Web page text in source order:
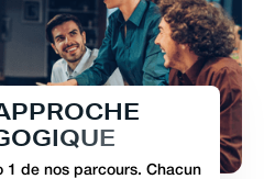
PPROCHE
OGIQUE
1 de nos parcours. Chacun